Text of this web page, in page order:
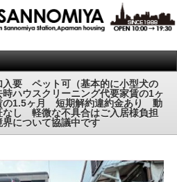
要 ペット可（基本的に小型犬の
ハウスクリーニング代要家賃の1ヶ
の1.5ヶ月 短期解約違約金あり 動
なし 軽微な不具合はご入居様負担
について協議中です